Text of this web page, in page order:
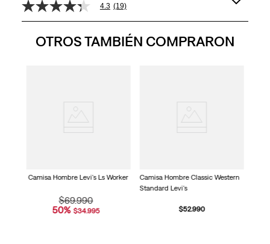
4.3
de
estrellas,
valor
4.3 (19)
OTROS TAMBIÉN COMPRARON
Camisa Hombre Levi's Ls Worker
$69.990
50% $34.995
Camisa Hombre Classic Western
Standard Levi's
$52.990